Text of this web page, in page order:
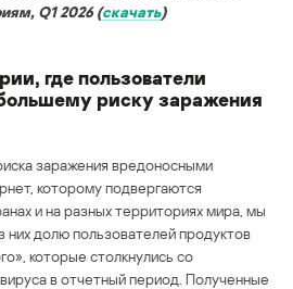
Q1 2026 (скачать)
где пользователи
риску заражения
заражения вредоносными
которому подвергаются
и на разных территориях мира, мы
них долю пользователей продуктов
которые столкнулись со
в отчетный период. Полученные